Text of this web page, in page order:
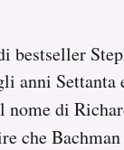
bestseller
anni
nome di
che